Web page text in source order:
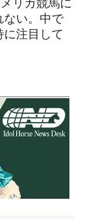
リカ競馬に
ない。中で
に注目して